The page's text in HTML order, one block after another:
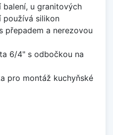
balení, u granitových
používá silikon
přepadem a nerezovou
6/4" s odbočkou na
pro montáž kuchyňské